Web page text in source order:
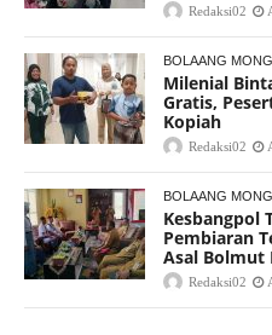
Redaksi02
BOLAANG
Milenial
Gratis,
Kopiah
Redaksi02
BOLAANG
Kesbangpol
Pembiaran
Asal Bolmut
Redaksi02